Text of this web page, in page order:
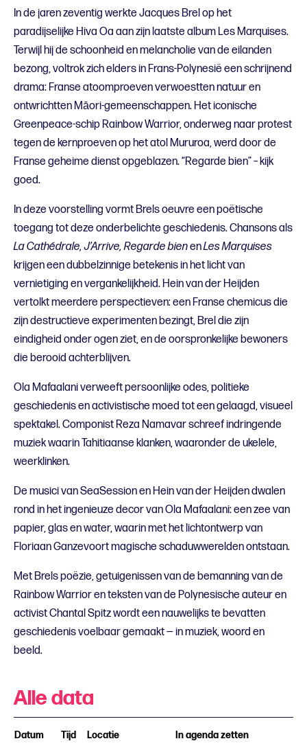
In de jaren zeventig werkte Jacques Brel op het
paradijselijke Hiva Oa aan zijn laatste album Les Marquises.
Terwijl hij de schoonheid en melancholie van de eilanden
bezong, voltrok zich elders in Frans-Polynesië een schrijnend
drama: Franse atoomproeven verwoestten natuur en
ontwrichtten Māori-gemeenschappen. Het iconische
Greenpeace-schip Rainbow Warrior, onderweg naar protest
tegen de kernproeven op het atol Mururoa, werd door de
Franse geheime dienst opgeblazen. “Regarde bien” – kijk
goed.
In deze voorstelling vormt Brels oeuvre een poëtische
toegang tot deze onderbelichte geschiedenis. Chansons als
La Cathédrale, J’Arrive, Regarde bienenLes Marquises
krijgen een dubbelzinnige betekenis in het licht van
vernietiging en vergankelijkheid. Hein van der Heijden
vertolkt meerdere perspectieven: een Franse chemicus die
zijn destructieve experimenten bezingt, Brel die zijn
eindigheid onder ogen ziet, en de oorspronkelijke bewoners
die berooid achterblijven.
Ola Mafaalani verweeft persoonlijke odes, politieke
geschiedenis en activistische moed tot een gelaagd, visueel
spektakel. Componist Reza Namavar schreef indringende
muziek waarin Tahitiaanse klanken, waaronder de ukelele,
weerklinken.
De musici van SeaSession en Hein van der Heijden dwalen
rond in het ingenieuze decor van Ola Mafaalani: een zee van
papier, glas en water, waarin met het lichtontwerp van
Floriaan Ganzevoort magische schaduwwerelden ontstaan.
Met Brels poëzie, getuigenissen van de bemanning van de
Rainbow Warrior en teksten van de Polynesische auteur en
activist Chantal Spitz wordt een nauwelijks te bevatten
geschiedenis voelbaar gemaakt — in muziek, woord en
beeld.
Alle data
Datum Tijd Locatie In agenda zetten